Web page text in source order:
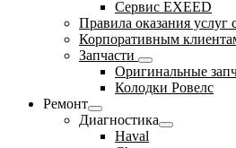
Сервис EXEED
Правила оказания услуг
Корпоративным
Запчасти
Оригинальные
Колодки Ровелс
Ремонт
Диагностика
Haval